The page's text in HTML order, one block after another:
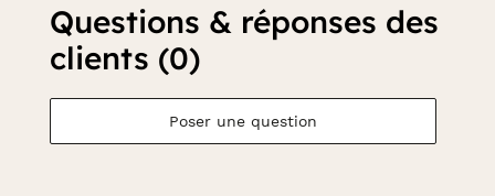
Questions & réponses des
clients (0)
Poser une question